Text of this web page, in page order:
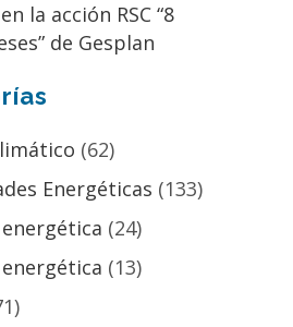
la acción RSC “8
de Gesplan
(62)
Energéticas (133)
(24)
(13)